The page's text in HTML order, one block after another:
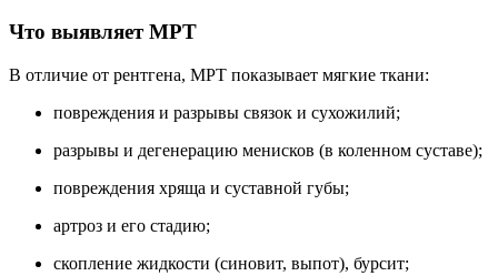
Что выявляет МРТ
В отличие от рентгена, МРТ показывает мягкие ткани:
повреждения и разрывы связок и сухожилий;
разрывы и дегенерацию менисков (в коленном суставе);
повреждения хряща и суставной губы;
артроз и его стадию;
скопление жидкости (синовит, выпот), бурсит;